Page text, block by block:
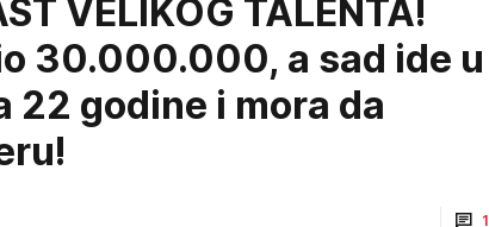
VELIKOG TALENTA!
30.000.000, a sad ide u
22 godine i mora da
1